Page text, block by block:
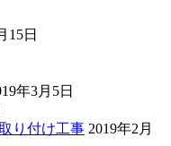
15日
年3月5日
り付け工事 2019年2月